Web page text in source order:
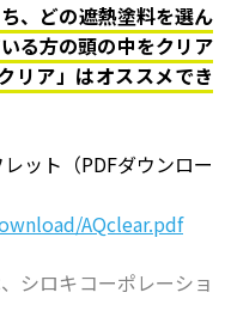
、どの遮熱塗料を選ん
る方の頭の中をクリア
リア」はオススメでき
ット（PDFダウンロー
AQclear.pdf
シロキコーポレーショ